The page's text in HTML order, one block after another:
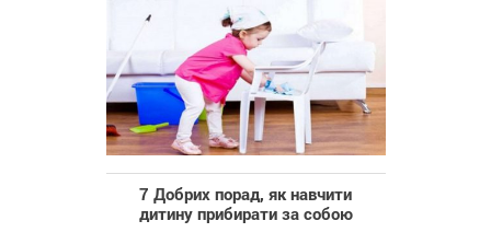
7 Добрих порад, як навчити
дитину прибирати за собою